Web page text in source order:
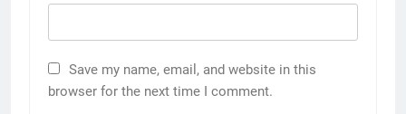
Save my name, email, and website in this
browser for the next time I comment.